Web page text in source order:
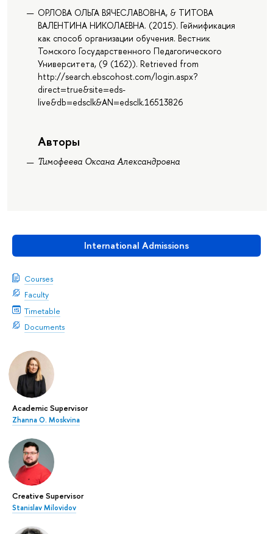
International Admissions
Courses
Faculty
Timetable
Documents
Academic Supervisor
Zhanna О. Moskvina
Creative Supervisor
Stanislav Milovidov
ОРЛОВА ОЛЬГА ВЯЧЕСЛАВОВНА, & ТИТОВА
ВАЛЕНТИНА НИКОЛАЕВНА. (2015). Геймификация
как способ организации обучения. Вестник
Томского Государственного Педагогического
Университета, (9 (162)). Retrieved from
http://search.ebscohost.com/login.aspx?
direct=true&site=eds-
live&db=edsclk&AN=edsclk.16513826
Авторы
Тимофеева Оксана Александровна